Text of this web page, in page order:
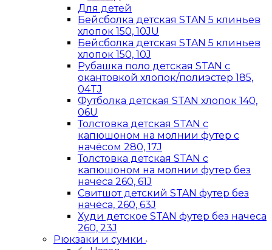
Для детей
Бейсболка детская STAN 5 клиньев
хлопок 150, 10JU
Бейсболка детская STAN 5 клиньев
хлопок 150, 10J
Рубашка поло детская STAN с
окантовкой хлопок/полиэстер 185,
04TJ
Футболка детская STAN хлопок 140,
06U
Толстовка детская STAN с
капюшоном на молнии футер с
начёсом 280, 17J
Толстовка детская STAN с
капюшоном на молнии футер без
начёса 260, 61J
Свитшот детский STAN футер без
начёса, 260, 63J
Худи детское STAN футер без начеса
260, 23J
Рюкзаки и сумки